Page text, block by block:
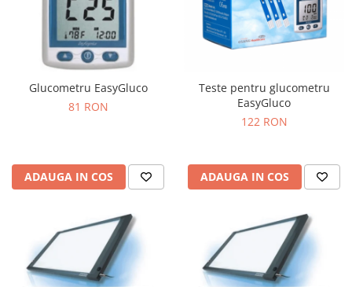
Glucometru EasyGluco
81 RON
ADAUGA IN COS
Teste pentru glucometru
EasyGluco
122 RON
ADAUGA IN COS